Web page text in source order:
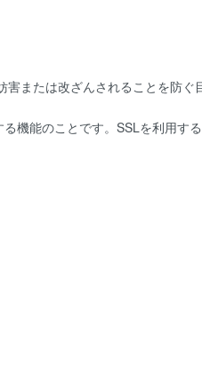
または改ざんされることを防
機能のことです。SSLを利用す